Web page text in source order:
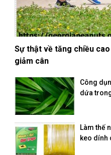
Sự thật về tăng chiều
giảm cân
Công
dứa
Làm thế
keo dính